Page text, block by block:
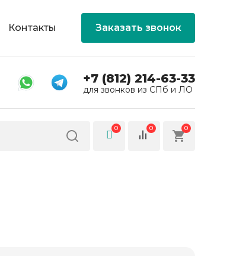
Контакты Заказать звонок
+7 (812) 214-63-33
для звонков из СПб и ЛО
0 0 0